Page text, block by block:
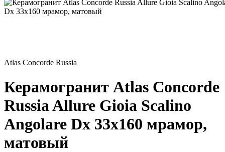
Atlas Concorde Russia
Керамогранит Atlas Concorde
Russia Allure Gioia Scalino
Angolare Dx 33x160 мрамор,
матовый